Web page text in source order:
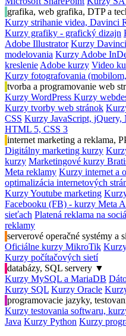
grafika, web grafika, DTP a
Kurzy strihanie videa, Davinci
Kurzy grafiky - grafický dizajn
Adobe Illustrator Kurzy
modelovania Kurzy Adobe
kreslenie Adobe kurzy Video
Kurzy fotografovania
tvorba a programovanie web
Kurzy WordPress Kurzy
Kurzy tvorby web stránok
CSS Kurzy JavaScript, jQuery,
HTML 5, CSS 3
internet marketing a reklama,
Digitálny marketing kurzy
kurzy Marketingové kurzy
Meta reklamy Kurzy internet a
optimalizácia internetových
Kurzy Youtube marketing
Facebooku (FB) - kurzy Meta
sieťach Platená reklama na
reklamy
serverové operačné systémy a
Oficiálne kurzy MikroTik
Kurzy počítačových sietí
databázy, SQL servery ▼
Kurzy MySQL a MariaDB
Kurzy SQL Kurzy Oracle
programovacie jazyky,
Kurzy testovania softwaru,
Java Kurzy Python Kurzy